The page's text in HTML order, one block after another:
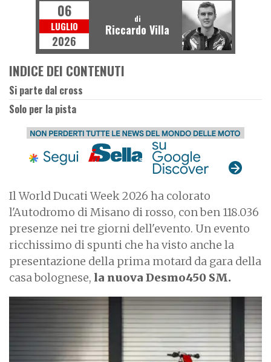
Il World Ducati Week 2026 ha colorato
l'Autodromo di Misano di rosso, con ben 118.036
presenze nei tre giorni dell'evento. Un evento
ricchissimo di spunti che ha visto anche la
presentazione della prima motard da gara della
casa bolognese, la nuova Desmo450 SM.
g
06
LUGLIO
2026
di
Riccardo Villa
INDICE DEI CONTENUTI
Si parte dal cross
Solo per la pista